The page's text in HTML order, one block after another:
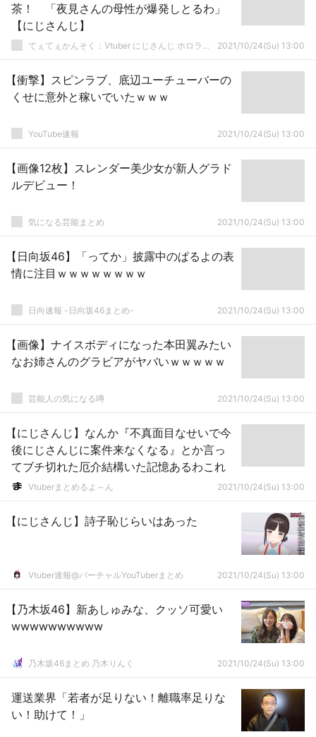
茶！ 「夜見さんの母性が爆発しとるわ」
【にじさんじ】
てぇてぇかんそく：Vtuber にじさんじ ホロライブまとめ 2021/10/24(Su) 13:00
【衝撃】スピンラブ、底辺ユーチューバーの
くせに意外と稼いでいたｗｗｗ
YouTube速報 2021/10/24(Su) 13:00
【画像12枚】スレンダー美少女が新人グラド
ルデビュー！
気になる芸能まとめ 2021/10/24(Su) 13:00
【日向坂46】「ってか」披露中のぱるよの表
情に注目ｗｗｗｗｗｗｗｗ
日向速報 -日向坂46まとめ- 2021/10/24(Su) 13:00
【画像】ナイスボディになった本田翼みたい
なお姉さんのグラビアがヤバいｗｗｗｗｗ
芸能人の気になる噂 2021/10/24(Su) 13:00
【にじさんじ】なんか『不真面目なせいで今
後にじさんじに案件来なくなる』とか言っ
てブチ切れた厄介結構いた記憶あるわこれ
Vtuberまとめるよ～ん 2021/10/24(Su) 13:00
【にじさんじ】詩子恥じらいはあった
Vtuber速報@バーチャルYouTuberまとめ 2021/10/24(Su) 13:00
【乃木坂46】新あしゅみな、クッソ可愛い
wwwwwwwwww
乃木坂46まとめ 乃木りんく 2021/10/24(Su) 13:00
運送業界「若者が足りない！離職率足りな
い！助けて！」